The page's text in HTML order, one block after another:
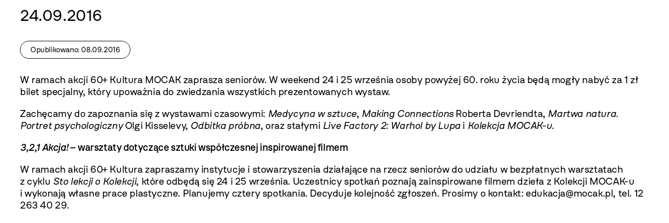
24.09.2016
Opublikowano: 08.09.2016
W ramach akcji 60+ Kultura MOCAK zaprasza seniorów. W weekend 24 i 25 września osoby powyżej 60. roku życia będą mogły nabyć za 1 zł
bilet specjalny, który upoważnia do zwiedzania wszystkich prezentowanych wystaw.
Zachęcamy do zapoznania się z wystawami czasowymi: Medycyna w sztuce, Making ConnectionsRoberta Devriendta, Martwa natura.
Portret psychologicznyOlgi Kisselevy, Odbitka próbna, oraz stałymi Live Factory 2: Warhol by Lupai Kolekcja MOCAK-u.
3,2,1 Akcja!– warsztaty dotyczące sztuki współczesnej inspirowanej filmem
W ramach akcji 60+ Kultura zapraszamy instytucje i stowarzyszenia działające na rzecz seniorów do udziału w bezpłatnych warsztatach
z cyklu Sto lekcji o Kolekcji, które odbędą się 24 i 25 września. Uczestnicy spotkań poznają zainspirowane filmem dzieła z Kolekcji MOCAK-u
i wykonają własne prace plastyczne. Planujemy cztery spotkania. Decyduje kolejność zgłoszeń. Prosimy o kontakt: edukacja@mocak.pl, tel. 12
263 40 29.